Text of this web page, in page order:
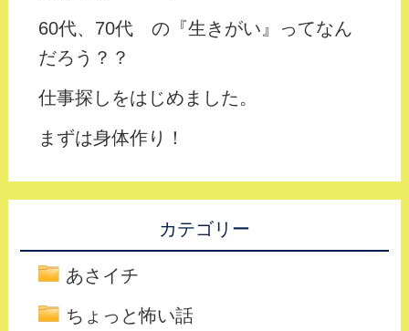
60代、70代 の『生きがい』ってなん
だろう？？
仕事探しをはじめました。
まずは身体作り！
カテゴリー
あさイチ
ちょっと怖い話